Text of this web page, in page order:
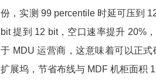
份，实测 99 percentile 时延可压到
bit 提到 12 bit，空口速率提升 20%
于 MDU 运营商，这意味着可以正
扩展坞，节省布线与 MDF 机柜面积